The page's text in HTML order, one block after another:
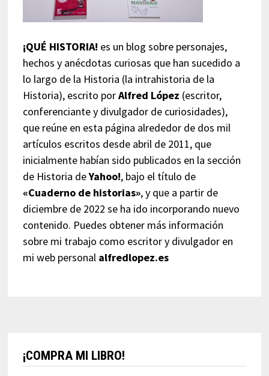
¡QUÉ HISTORIA! es un blog sobre personajes,
hechos y anécdotas curiosas que han sucedido a
lo largo de la Historia (la intrahistoria de la
Historia), escrito porAlfred López (escritor,
conferenciante y divulgador de curiosidades),
que reúne en esta página alrededor de dos mil
artículos escritos desde abril de 2011, que
inicialmente habían sido publicados en la sección
de Historia deYahoo!, bajo el título de
«Cuaderno de historias», y que a partir de
diciembre de 2022 se ha ido incorporando nuevo
contenido. Puedes obtener más información
sobre mi trabajo como escritor y divulgador en
mi web personal alfredlopez.es
¡COMPRA MI LIBRO!